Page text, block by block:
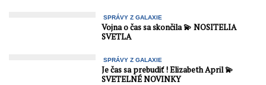
SPRÁVY Z GALAXIE
Vojna o čas sa skončila 💫 NOSITELIA
SVETLA
SPRÁVY Z GALAXIE
Je čas sa prebudiť ! Elizabeth April 💫
SVETELNÉ NOVINKY